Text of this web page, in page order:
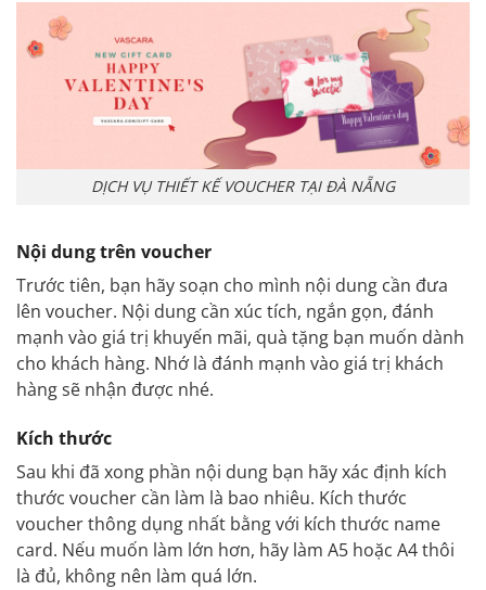
DỊCH VỤ THIẾT KẾ VOUCHER TẠI ĐÀ NẴNG
Nội dung trên voucher
Trước tiên, bạn hãy soạn cho mình nội dung cần đưa
lên voucher. Nội dung cần xúc tích, ngắn gọn, đánh
mạnh vào giá trị khuyến mãi, quà tặng bạn muốn dành
cho khách hàng. Nhớ là đánh mạnh vào giá trị khách
hàng sẽ nhận được nhé.
Kích thước
Sau khi đã xong phần nội dung bạn hãy xác định kích
thước voucher cần làm là bao nhiêu. Kích thước
voucher thông dụng nhất bằng với kích thước name
card. Nếu muốn làm lớn hơn, hãy làm A5 hoặc A4 thôi
là đủ, không nên làm quá lớn.